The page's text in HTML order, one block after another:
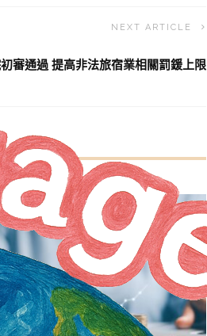
NEXT ARTICLE
審通過 提高非法旅宿業相關罰鍰上限